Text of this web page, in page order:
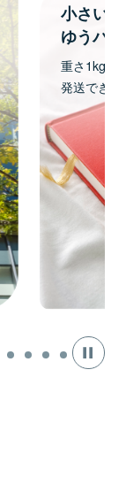
小さい
ゆうパ
重さ1kg、
発送でき